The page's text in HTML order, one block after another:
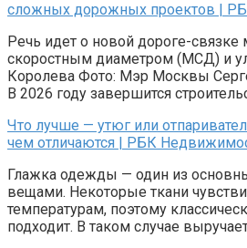
сложных дорожных проектов |
Речь идет о новой дороге-
скоростным диаметром (МСД) и
Королева Фото: Мэр Москвы
В 2026 году завершится
Что лучше — утюг или
чем отличаются | РБК
Глажка одежды — один из
вещами. Некоторые ткани
температурам, поэтому
подходит. В таком случае